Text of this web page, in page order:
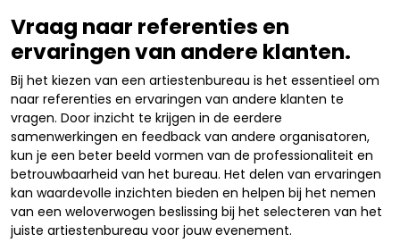
Vraag naar referenties en
ervaringen van andere klanten.
Bij het kiezen van een artiestenbureau is het essentieel om
naar referenties en ervaringen van andere klanten te
vragen. Door inzicht te krijgen in de eerdere
samenwerkingen en feedback van andere organisatoren,
kun je een beter beeld vormen van de professionaliteit en
betrouwbaarheid van het bureau. Het delen van ervaringen
kan waardevolle inzichten bieden en helpen bij het nemen
van een weloverwogen beslissing bij het selecteren van het
juiste artiestenbureau voor jouw evenement.